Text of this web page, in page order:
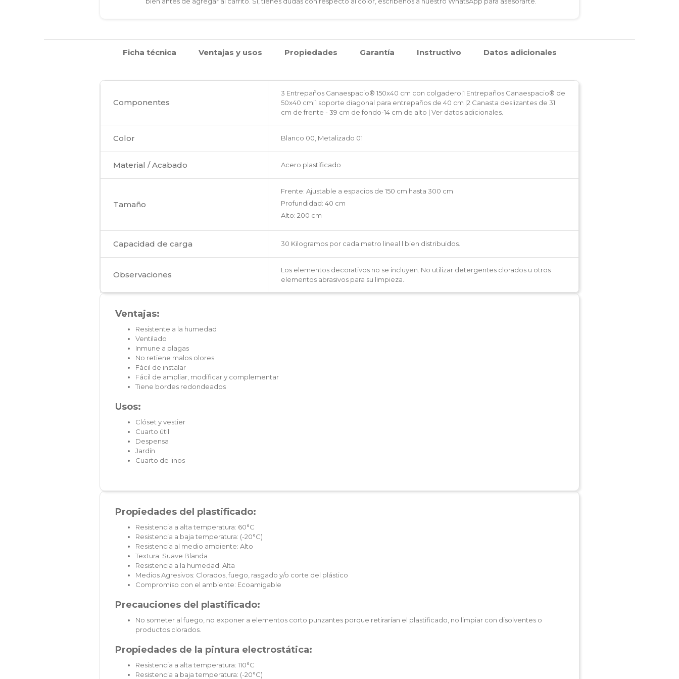
Ficha técnica Ventajas y usos Propiedades Garantía Instructivo Datos adicionales
Componentes
3 Entrepaños Ganaespacio® 150x40 cm con colgadero|1 Entrepaños Ganaespacio® de
50x40 cm|1 soporte diagonal para entrepaños de 40 cm |2 Canasta deslizantes de 31
cm de frente - 39 cm de fondo-14 cm de alto | Ver datos adicionales.
Color Blanco 00, Metalizado 01
Material / Acabado Acero plastificado
Tamaño
Frente: Ajustable a espacios de 150 cm hasta 300 cm
Profundidad: 40 cm
Alto: 200 cm
Capacidad de carga 30 Kilogramos por cada metro lineal l bien distribuidos.
Observaciones
Los elementos decorativos no se incluyen. No utilizar detergentes clorados u otros
elementos abrasivos para su limpieza.
Ventajas:
Resistente a la humedad
Ventilado
Inmune a plagas
No retiene malos olores
Fácil de instalar
Fácil de ampliar, modificar y complementar
Tiene bordes redondeados
Usos:
Clóset y vestier
Cuarto útil
Despensa
Jardín
Cuarto de linos
Propiedades del plastificado:
Resistencia a alta temperatura: 60°C
Resistencia a baja temperatura: (-20°C)
Resistencia al medio ambiente: Alto
Textura: Suave Blanda
Resistencia a la humedad: Alta
Medios Agresivos: Clorados, fuego, rasgado y/o corte del plástico
Compromiso con el ambiente: Ecoamigable
Precauciones del plastificado:
No someter al fuego, no exponer a elementos corto punzantes porque retirarían el plastificado, no limpiar con disolventes o
productos clorados.
Propiedades de la pintura electrostática:
Resistencia a alta temperatura: 110°C
Resistencia a baja temperatura: (-20°C)